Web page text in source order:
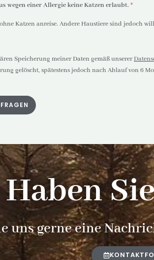
wegen einer Allergie keine Katzen erlaubt. *
Katzen anreise. Andere Haustiere sind jedoch
Speicherung meiner Daten gemäß unserer
gelöscht, spätestens jedoch nach Ablauf von 6
Haben
uns gerne eine